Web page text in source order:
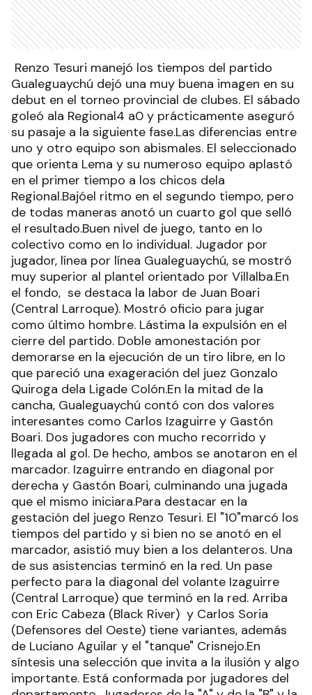
Renzo Tesuri manejó los tiempos del partido
Gualeguaychú dejó una muy buena imagen en su
debut en el torneo provincial de clubes. El sábado
goleó ala Regional4 a0 y prácticamente aseguró
su pasaje a la siguiente fase.Las diferencias entre
uno y otro equipo son abismales. El seleccionado
que orienta Lema y su numeroso equipo aplastó
en el primer tiempo a los chicos dela
Regional.Bajóel ritmo en el segundo tiempo, pero
de todas maneras anotó un cuarto gol que selló
el resultado.Buen nivel de juego, tanto en lo
colectivo como en lo individual. Jugador por
jugador, línea por línea Gualeguaychú, se mostró
muy superior al plantel orientado por Villalba.En
el fondo, se destaca la labor de Juan Boari
(Central Larroque). Mostró oficio para jugar
como último hombre. Lástima la expulsión en el
cierre del partido. Doble amonestación por
demorarse en la ejecución de un tiro libre, en lo
que pareció una exageración del juez Gonzalo
Quiroga dela Ligade Colón.En la mitad de la
cancha, Gualeguaychú contó con dos valores
interesantes como Carlos Izaguirre y Gastón
Boari. Dos jugadores con mucho recorrido y
llegada al gol. De hecho, ambos se anotaron en el
marcador. Izaguirre entrando en diagonal por
derecha y Gastón Boari, culminando una jugada
que el mismo iniciara.Para destacar en la
gestación del juego Renzo Tesuri. El "10"marcó los
tiempos del partido y si bien no se anotó en el
marcador, asistió muy bien a los delanteros. Una
de sus asistencias terminó en la red. Un pase
perfecto para la diagonal del volante Izaguirre
(Central Larroque) que terminó en la red. Arriba
con Eric Cabeza (Black River) y Carlos Soria
(Defensores del Oeste) tiene variantes, además
de Luciano Aguilar y el "tanque" Crisnejo.En
síntesis una selección que invita a la ilusión y algo
importante. Está conformada por jugadores del